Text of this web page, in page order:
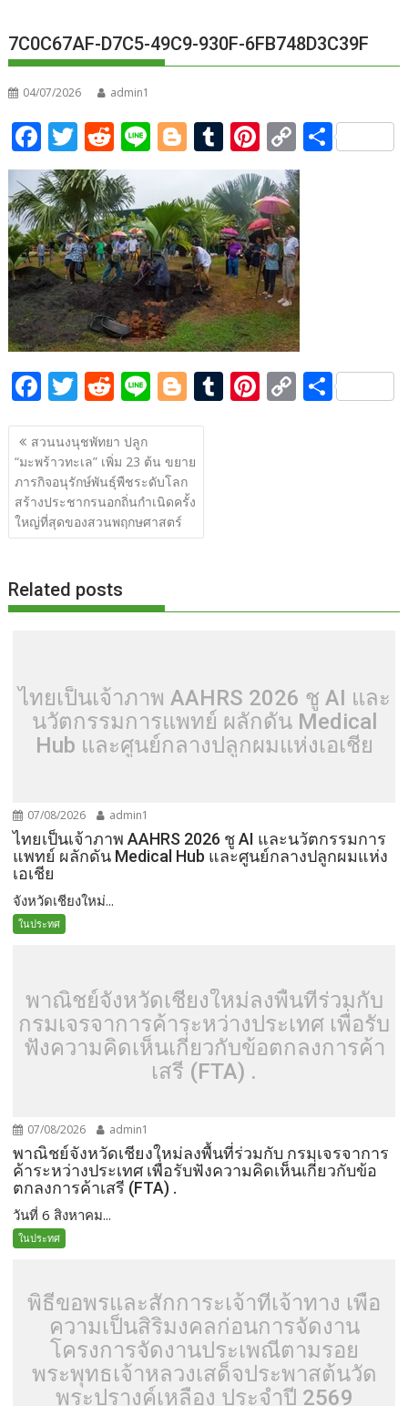
7C0C67AF-D7C5-49C9-930F-6FB748D3C39F
04/07/2026 admin1
F
ac
e
b
o
o
k
T
w
itt
er
R
e
d
di
t
Li
e
Bl
g
g
er
T
u
m
bl
r
Pi
nt
er
e
st
C
o
p
y
Li
n
k
S
F
ac
e
b
o
o
T
w
itt
er
R
e
d
di
t
Li
n
Bl
o
g
er
T Pi C S
แนะแนว
เรื่อง
สวนนงนุชพัทยา ปลูก
“มะพร้าวทะเล” เพิ่ม 23 ต้น ขยาย
ภารกิจอนุรักษ์พันธุ์พืชระดับโลก
สร้างประชากรนอกถิ่นกำเนิดครั้ง
ใหญ่ที่สุดของสวนพฤกษศาสตร์
Related posts
ไทยเป็นเจ้าภาพ AAHRS 2026 ชู AI และ
นวัตกรรมการแพทย์ ผลักดัน Medical
Hub และศูนย์กลางปลูกผมแห่งเอเชีย
07/08/2026 admin1
ไทยเป็นเจ้าภาพ AAHRS 2026 ชู AI และนวัตกรรมการ
แพทย์ ผลักดัน Medical Hub และศูนย์กลางปลูกผมแห่ง
เอเชีย
จังหวัดเชียงใหม่...
ในประทศ
พาณิชย์จังหวัดเชียงใหม่ลงพื้นที่ร่วมกับ
กรมเจรจาการค้าระหว่างประเทศ เพื่อรับ
ฟังความคิดเห็นเกี่ยวกับข้อตกลงการค้า
เสรี (FTA) .
07/08/2026 admin1
พาณิชย์จังหวัดเชียงใหม่ลงพื้นที่ร่วมกับ กรมเจรจาการ
ค้าระหว่างประเทศ เพื่อรับฟังความคิดเห็นเกี่ยวกับข้อ
ตกลงการค้าเสรี (FTA) .
วันที่ 6 สิงหาคม...
ในประทศ
พิธีขอพรและสักการะเจ้าที่เจ้าทาง เพื่อ
ความเป็นสิริมงคลก่อนการจัดงาน
โครงการจัดงานประเพณีตามรอย
พระพุทธเจ้าหลวงเสด็จประพาสต้นวัด
พระปรางค์เหลือง ประจำปี 2569